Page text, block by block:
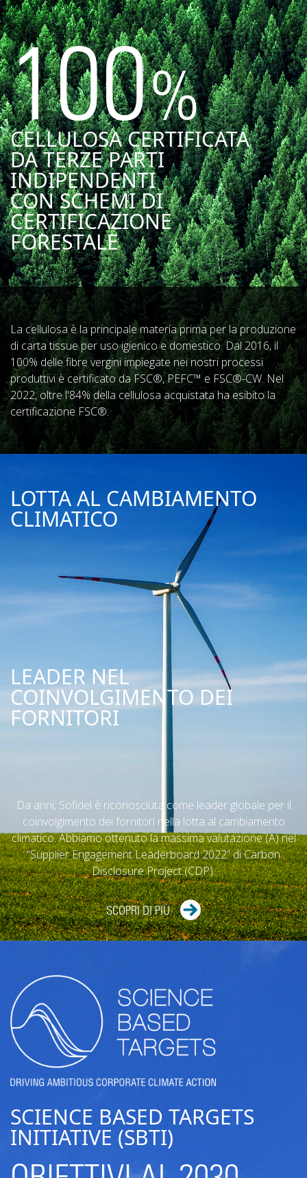
100%
CELLULOSA CERTIFICATA
DA TERZE PARTI
INDIPENDENTI
CON SCHEMI DI
CERTIFICAZIONE
FORESTALE
La cellulosa è la principale materia prima per la produzione
di carta tissue per uso igienico e domestico. Dal 2016, il
100% delle fibre vergini impiegate nei nostri processi
produttivi è certificato da FSC®, PEFC™ e FSC®-CW. Nel
2022, oltre l'84% della cellulosa acquistata ha esibito la
certificazione FSC®.
LOTTA AL CAMBIAMENTO
CLIMATICO
LEADER NEL
COINVOLGIMENTO DEI
FORNITORI
Da anni, Sofidel è riconosciuta come leader globale per il
coinvolgimento dei fornitori nella lotta al cambiamento
climatico. Abbiamo ottenuto la massima valutazione (A) nel
“Supplier Engagement Leaderboard 2022” di Carbon
Disclosure Project (CDP).
SCOPRI DI PIÙ
SCIENCE BASED TARGETS
INITIATIVE (SBTI)